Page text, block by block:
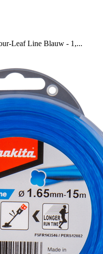
Leaf Line Blauw - 1,...